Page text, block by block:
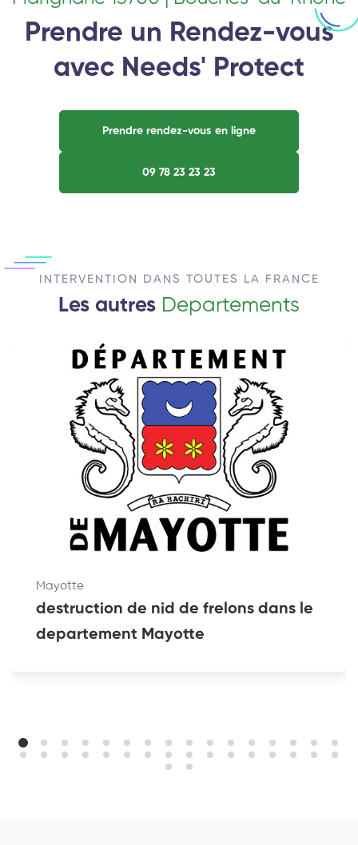
Prendre un Rendez-vous
avec Needs' Protect
Prendre rendez-vous en ligne
09 78 23 23 23
INTERVENTION DANS TOUTES LA FRANCE
Les autres Departements
Mayotte
destruction de nid de frelons dans le
departement Mayotte